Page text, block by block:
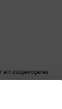
ein ausgewogenes